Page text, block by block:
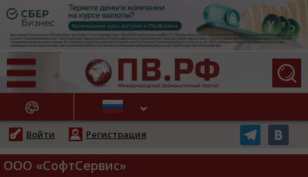
НОВОСТИ
Войти Регистрация
ООО «СофтСервис»